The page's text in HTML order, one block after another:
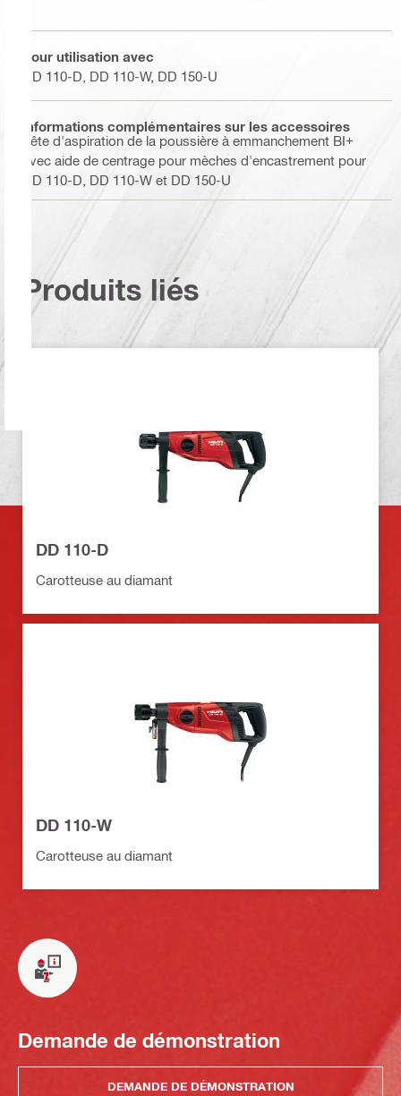
Pour utilisation avec
DD 110-D, DD 110-W, DD 150-U
Informations complémentaires sur les accessoires
Tête d'aspiration de la poussière à emmanchement BI+
avec aide de centrage pour mèches d'encastrement pour
DD 110-D, DD 110-W et DD 150-U
Produits liés
DD 110-D
Carotteuse au diamant
DD 110-W
Carotteuse au diamant
Demande de démonstration
DEMANDE DE DÉMONSTRATION